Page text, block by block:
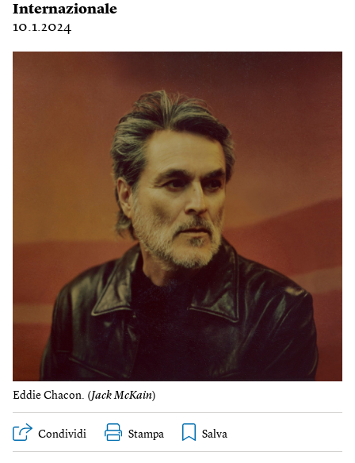
Internazionale
10.1.2024
Eddie Chacon. (Jack McKain)
Condividi Stampa